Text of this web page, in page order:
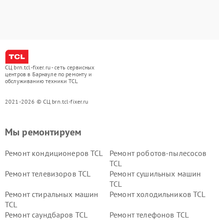
СЦ brn.tcl-fixer.ru - сеть сервисных
центров в Барнауле по ремонту и
обслуживанию техники TCL
2021-2026 © СЦ brn.tcl-fixer.ru
Мы ремонтируем
Ремонт кондиционеров TCL
Ремонт роботов-пылесосов
TCL
Ремонт телевизоров TCL
Ремонт сушильных машин
TCL
Ремонт стиральных машин
TCL
Ремонт холодильников TCL
Ремонт саундбаров TCL Ремонт телефонов TCL